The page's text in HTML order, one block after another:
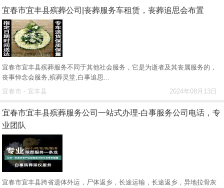
宜春市宜丰县殡葬公司|丧葬服务车租赁，丧葬追思会布置
宜春市宜丰县殡葬服务不同于其他社会服务，它是为逝者及其丧属服务的，
丧事悼念会服务,殡葬灵堂,白事追思...
2024年08月13日
宜春市 - 宜丰县
宜春市宜丰县殡葬服务公司一站式办理-白事服务公司电话，专
业团队
宜春市宜丰县跨省遗体外运，尸体返乡，长途运输，长途返乡，异地拉骨灰